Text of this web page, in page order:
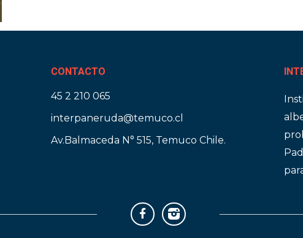
CONTACTO
45 2 210 065
interpaneruda@temuco.cl
Av.Balmaceda N° 515, Temuco Chile.